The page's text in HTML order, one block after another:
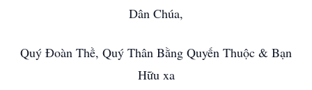
Dân Chúa,
Quý Đoàn Thề, Quý Thân Bằng Quyến Thuộc & Bạn
Hữu xa